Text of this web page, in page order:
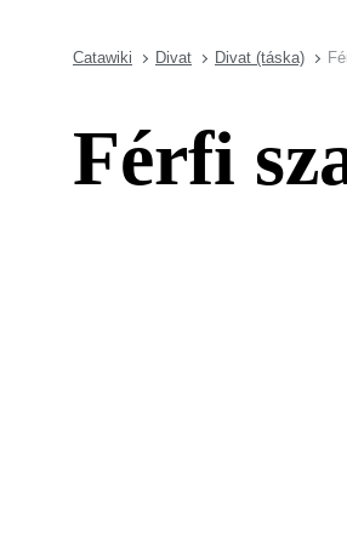
Catawiki Divat Divat (táska)
Férfi